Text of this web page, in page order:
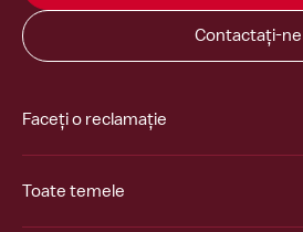
Contactați-ne
Faceți o reclamație
Toate temele